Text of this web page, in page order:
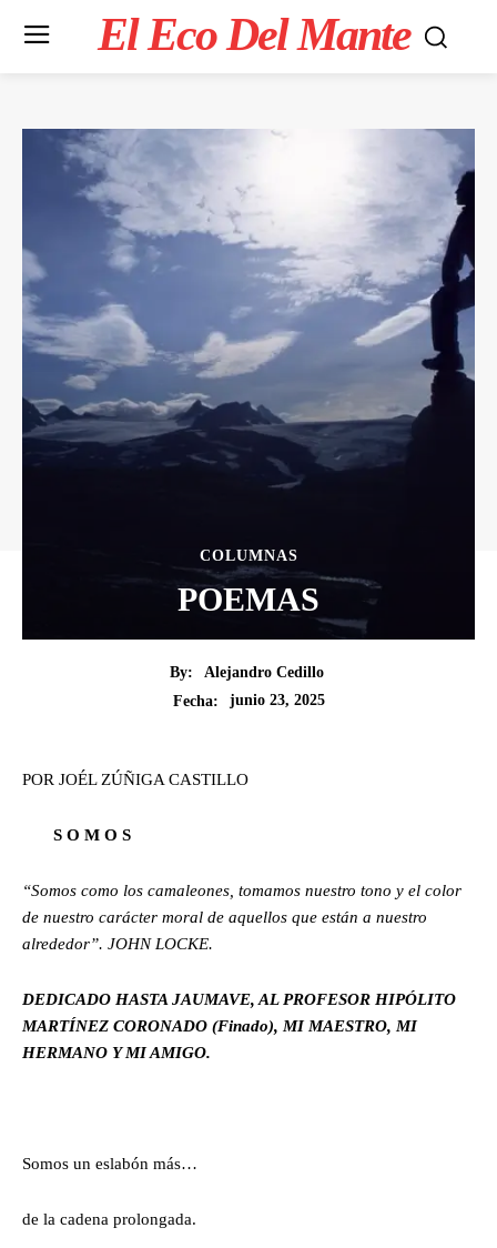
El Eco Del Mante
COLUMNAS
POEMAS
By:
Alejandro Cedillo
Fecha:
junio 23, 2025
POR JOÉL ZÚÑIGA CASTILLO
S O M O S
“Somos como los camaleones, tomamos nuestro tono y el color
de nuestro carácter moral de aquellos que están a nuestro
alrededor”. JOHN LOCKE.
DEDICADO HASTA JAUMAVE, AL PROFESOR HIPÓLITO
MARTÍNEZ CORONADO (Finado), MI MAESTRO, MI
HERMANO Y MI AMIGO.
Somos un eslabón más…
de la cadena prolongada.